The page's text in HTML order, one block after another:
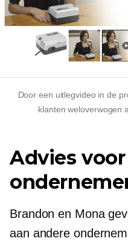
Door een uitlegvideo in de
klanten weloverwogen
Advies
Brandon en Mona
aan andere